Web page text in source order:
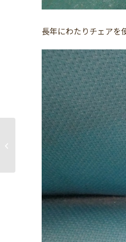
長年にわたりチェアを
トヨタ タンク（TANK）
嘔吐臭（ゲロ）のルー
ムクリーニング｜愛知
県犬山市...